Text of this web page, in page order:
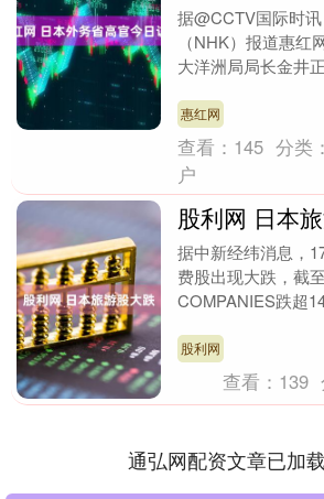
据@CCTV国际时
（NHK）报道惠红
大洋洲局局长金井
刘劲松等人举....
惠红网
查看： 145 分类
户
股利网 日本
据中新经纬消息，
费股出现大跌，截
COMPANIES跌超
势....
股利网
查看： 139
通弘网配资文章已加